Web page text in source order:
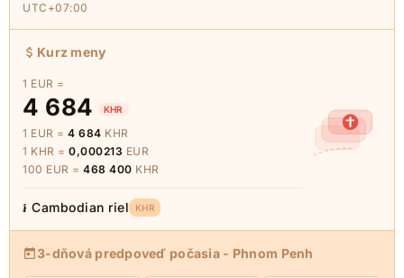
UTC+07:00
Kurz meny
1 EUR =
4 684 KHR
1 EUR = 4 684 KHR
1 KHR = 0,000213 EUR
100 EUR = 468 400 KHR
៛ Cambodian riel KHR
3-dňová predpoveď počasia - Phnom Penh